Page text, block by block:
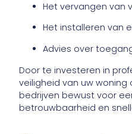
Het vervangen van
Het installeren van
Advies over
Door te investeren in
veiligheid van uw
bedrijven bewust voor
betrouwbaarheid en